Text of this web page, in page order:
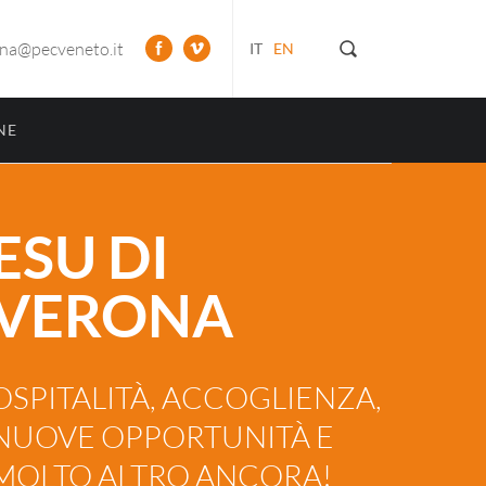
IT EN
DI
ACCOGLIENZA,
OPPORTUNITÀ E
ALTRO ANCORA!